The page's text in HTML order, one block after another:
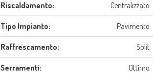
Riscaldamento: Centralizzato
Tipo Impianto: Pavimento
Raffrescamento: Split
Serramenti: Ottimo